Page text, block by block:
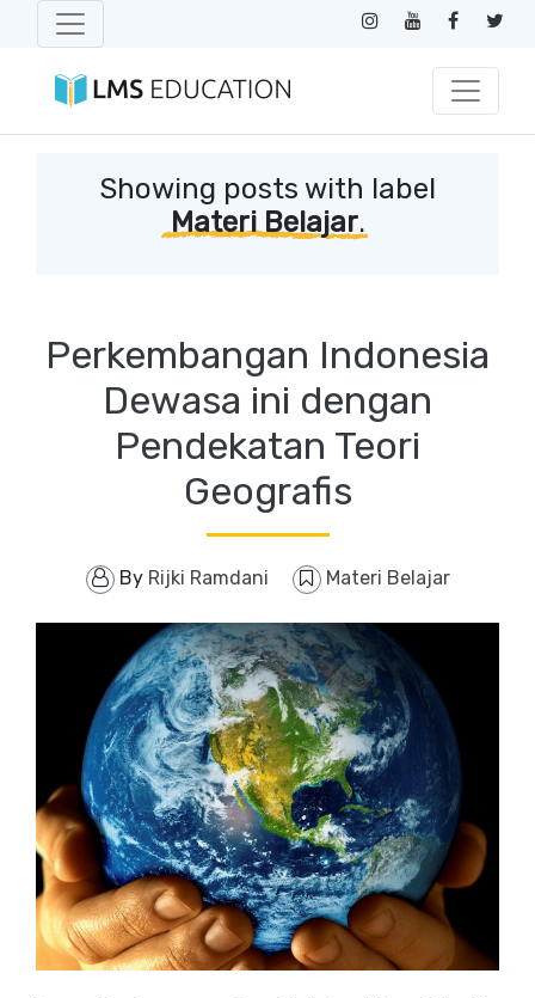
Showing posts with label
Materi Belajar.
Perkembangan Indonesia
Dewasa ini dengan
Pendekatan Teori
Geografis
By Rijki Ramdani Materi Belajar